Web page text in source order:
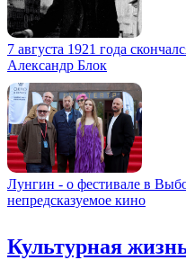
7 августа 1921 года
Александр Блок
Лунгин - о фестивале в
непредсказуемое кино
Культурная